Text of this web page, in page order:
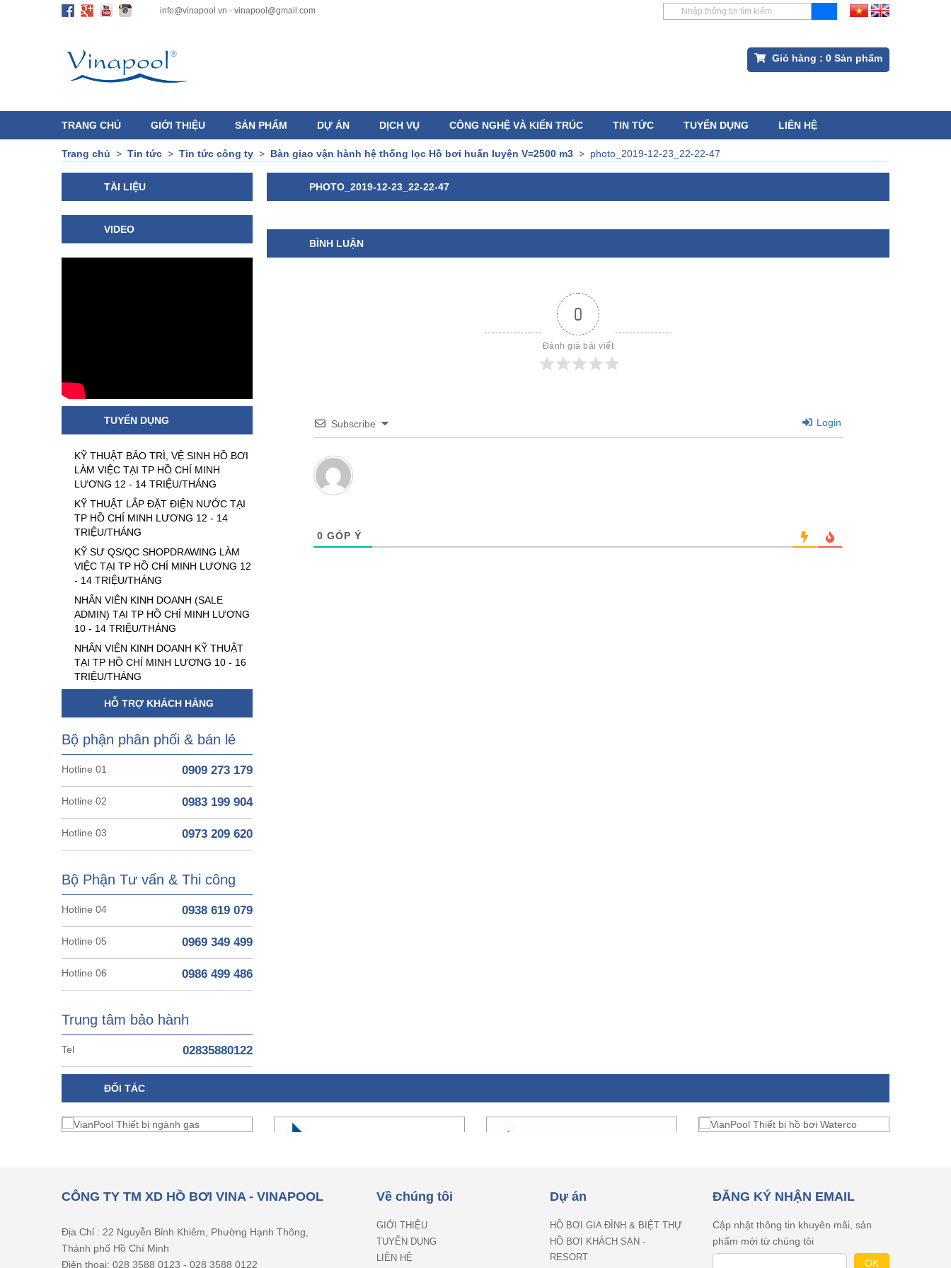
info@vinapool.vn - vinapool@gmail.com
Giỏ hàng : 0 Sản phẩm
TRANG CHỦ GIỚI THIỆU SẢN PHẨM DỰ ÁN DỊCH VỤ CÔNG NGHỆ VÀ KIẾN TRÚC TIN TỨC TUYỂN DỤNG LIÊN HỆ
Trang chủ > Tin tức > Tin tức công ty > Bàn giao vận hành hệ thống lọc Hồ bơi huấn luyện V=2500 m3 > photo_2019-12-23_22-22-47
TÀI LIỆU
VIDEO
TUYỂN DỤNG
KỸ THUẬT BẢO TRÌ, VỆ SINH HỒ BƠI
LÀM VIỆC TẠI TP HỒ CHÍ MINH
LƯƠNG 12 - 14 TRIỆU/THÁNG
KỸ THUẬT LẮP ĐẶT ĐIỆN NƯỚC TẠI
TP HỒ CHÍ MINH LƯƠNG 12 - 14
TRIỆU/THÁNG
KỸ SƯ QS/QC SHOPDRAWING LÀM
VIỆC TẠI TP HỒ CHÍ MINH LƯƠNG 12
- 14 TRIỆU/THÁNG
NHÂN VIÊN KINH DOANH (SALE
ADMIN) TẠI TP HỒ CHÍ MINH LƯƠNG
10 - 14 TRIỆU/THÁNG
NHÂN VIÊN KINH DOANH KỸ THUẬT
TẠI TP HỒ CHÍ MINH LƯƠNG 10 - 16
TRIỆU/THÁNG
HỖ TRỢ KHÁCH HÀNG
Bộ phận phân phối & bán lẻ
Hotline 01 0909 273 179
Hotline 02 0983 199 904
Hotline 03 0973 209 620
Bộ Phận Tư vấn & Thi công
Hotline 04 0938 619 079
Hotline 05 0969 349 499
Hotline 06 0986 499 486
Trung tâm bảo hành
Tel 02835880122
PHOTO_2019-12-23_22-22-47
BÌNH LUẬN
0
Đánh giá bài viết
Subscribe Login
0 GÓP Ý
ĐỐI TÁC
Địa Chỉ : 22 Nguyễn Bỉnh Khiêm, Phường Hạnh Thông,
Về chúng tôi
GIỚI THIỆU
TUYỂN DỤNG
Dự án
HỒ BƠI GIA ĐÌNH & BIỆT THỰ
HỒ BƠI KHÁCH SẠN -
Cập nhật thông tin khuyên mãi, sản